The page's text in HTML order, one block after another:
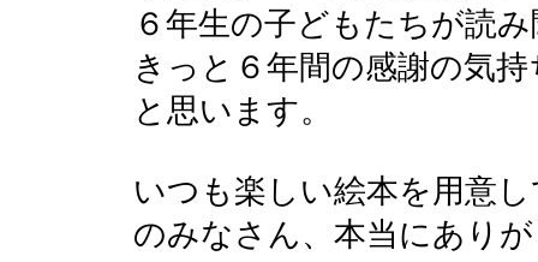
６年生の子どもたちが読
きっと６年間の感謝の気
と思います。
いつも楽しい絵本を用意
のみなさん、本当にあり